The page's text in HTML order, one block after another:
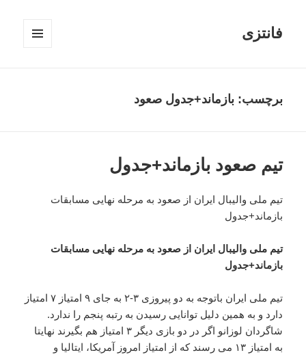
فانتزی
برچسب: بازماند+جدول صعود
تیم صعود بازماند+جدول
تیم ملی والیبال ایران از صعود به مرحله نهایی مسابقات
بازماند+جدول
تیم ملی والیبال ایران از صعود به مرحله نهایی مسابقات
بازماند+جدول
تیم ملی ایران باتوجه به دو پیروزی ۳-۲ به جای ۹ امتیاز ۷ امتیاز
دارد و به همین دلیل توانایی رسیدن به رتبه پنجم را ندارد.
شاگردان لوزانو اگر در دو بازی دیگر ۳ امتیاز هم بگیرند نهایتا
به امتیاز ۱۳ می رسند که از امتیاز امروز آمریکا، ایتالیا و